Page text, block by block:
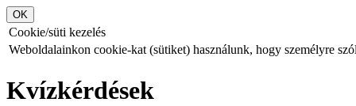
Cookie/süti kezelés
Weboldalainkon cookie-kat (sütiket) használunk, hogy személyre
Kvízkérdések